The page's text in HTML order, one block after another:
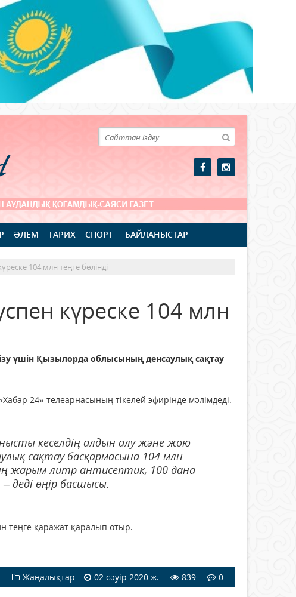
ӘЛЕМ ТАРИХ СПОРТ БАЙЛАНЫСТАР
104 млн теңге бөлінді
күреске 104 млн
үшін Қызылорда облысының денсаулық сақтау
24» телеарнасының тікелей эфирінде мәлімдеді.
кеселдің алдын алу және жою
сақтау басқармасына 104 млн
жарым литр антисептик, 100 дана
деді өңір басшысы.
теңге қаражат қаралып отыр.
Жаңалықтар
02 сәуір 2020 ж. 839 0